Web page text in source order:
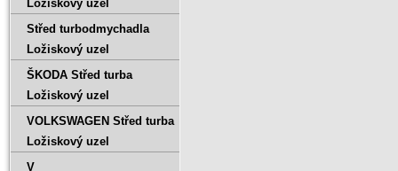
Ložiskový uzel
Střed turbodmychadla
Ložiskový uzel
ŠKODA Střed turba
Ložiskový uzel
VOLKSWAGEN Střed turba
Ložiskový uzel
V